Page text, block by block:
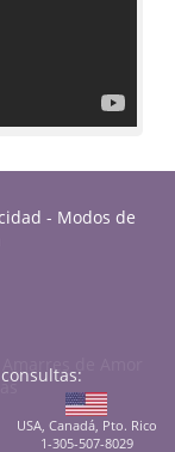
- Modos de
Amarres de Amor
USA, Canadá, Pto. Rico
1-305-507-8029